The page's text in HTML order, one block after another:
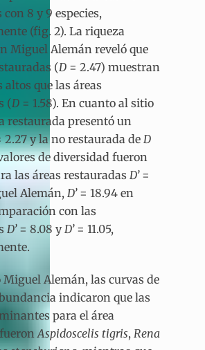
8 y 9 especies,
(fig. 2). La riqueza
Miguel Alemán reveló que
(D = 2.47) muestran
altos que las áreas
(D = 1.58). En cuanto al sitio
restaurada presentó un
2.27 y la no restaurada de D
de diversidad fueron
las áreas restauradas D’ =
Alemán, D’ = 18.94 en
con las
D’ = 8.08 yD’ = 11.05,
Miguel Alemán, las curvas de
indicaron que las
para el área
Aspidoscelis tigris, Rena